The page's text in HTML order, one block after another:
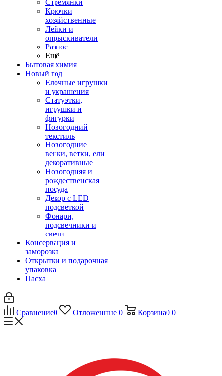
Стремянки
Крючки
хозяйственные
Лейки и
опрыскиватели
Разное
Ещё
Бытовая химия
Новый год
Елочные игрушки
и украшения
Статуэтки,
игрушки и
фигурки
Новогодний
текстиль
Новогодние
венки, ветки, ели
декоративные
Новогодняя и
рождественская
посуда
Декор с LED
подсветкой
Фонари,
подсвечники и
свечи
Консервация и
заморозка
Открытки и подарочная
упаковка
Пасха
Сравнение0 Отложенные 0 Корзина0 0